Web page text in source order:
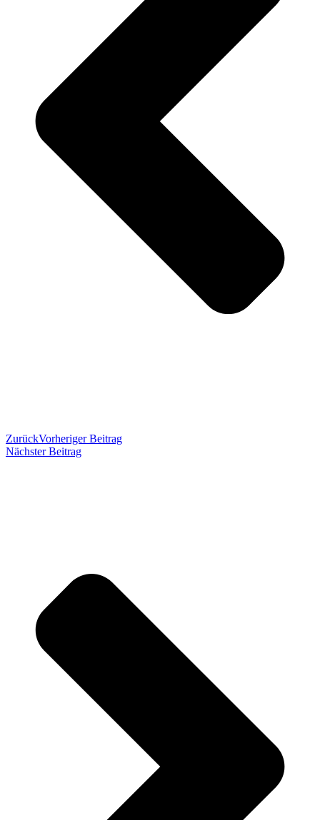
ZurückVorheriger Beitrag
Nächster Beitrag